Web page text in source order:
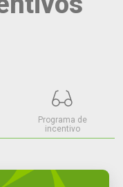
Programa de
incentivo